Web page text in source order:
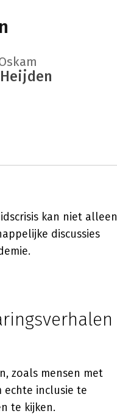
kan niet alleen
discussies
zoals mensen met
echte inclusie te
te kijken.